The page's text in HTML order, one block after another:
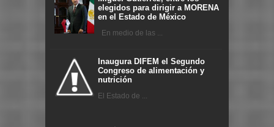
elegidos para dirigir a MORENA
en el Estado de México
En medio de las ...
Inaugura DIFEM el Segundo
Congreso de alimentación y
nutrición
El Estado de ...